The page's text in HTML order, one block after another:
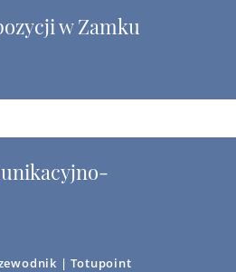
w Zamku
| Totupoint